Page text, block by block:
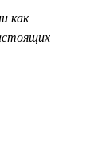
как